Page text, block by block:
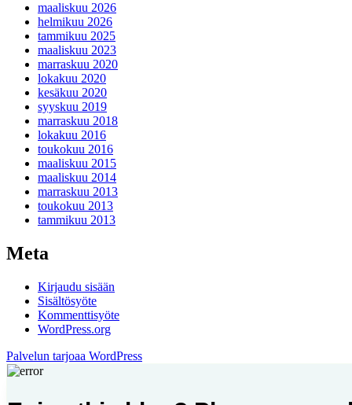
maaliskuu 2026
helmikuu 2026
tammikuu 2025
maaliskuu 2023
marraskuu 2020
lokakuu 2020
kesäkuu 2020
syyskuu 2019
marraskuu 2018
lokakuu 2016
toukokuu 2016
maaliskuu 2015
maaliskuu 2014
marraskuu 2013
toukokuu 2013
tammikuu 2013
Meta
Kirjaudu sisään
Sisältösyöte
Kommenttisyöte
WordPress.org
Palvelun tarjoaa WordPress